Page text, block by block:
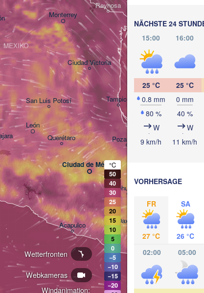
NÄCHSTE 24
15:00
16:00
25 °C
0.8 mm
80 %
W
9 km/h
25 °C
0 mm
40 %
W
11 km/h
VORHERSAGE
FR
27 °C
SA
26 °C
02:00
05:00
Windanimation:
Webkameras
Wetterfronten
MEXIKO
León
Monterrey
Reynosa
San Luis Potosí
Ciudad Victoria
Tampico
Ciudad de México
Acapulco
Querétaro Poza Rica
Oaxaca de Juárez
Tehuacán
°C
50
40
30
25
20
15
10
5
0
−5
−10
−15
−20